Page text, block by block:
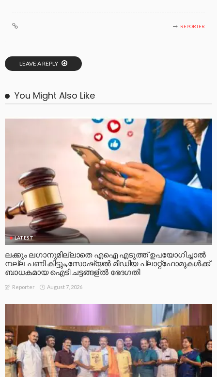
REPORTER
LEAVE A REPLY
You Might Also Like
LATEST
ലക്കും ലഗാനുമില്ലാതെ എഐ എടുത്ത് ഉപയോഗിച്ചാല്‍
നല്ല പണി കിട്ടും,സോഷ്യല്‍ മീഡിയ പ്ലാറ്റ്‌ഫോമുകള്‍ക്ക്
ബാധകമായ ഐടി ചട്ടങ്ങളില്‍ ഭേദഗതി
Reporter August 7, 2026